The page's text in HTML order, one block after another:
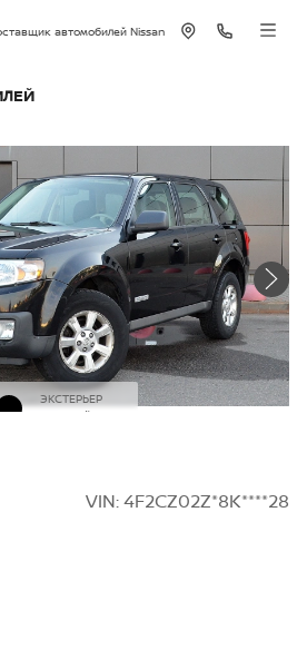
автомобилей Nissan
ЭКСТЕРЬЕР
Черный
VIN: 4F2CZ02Z*8K****28